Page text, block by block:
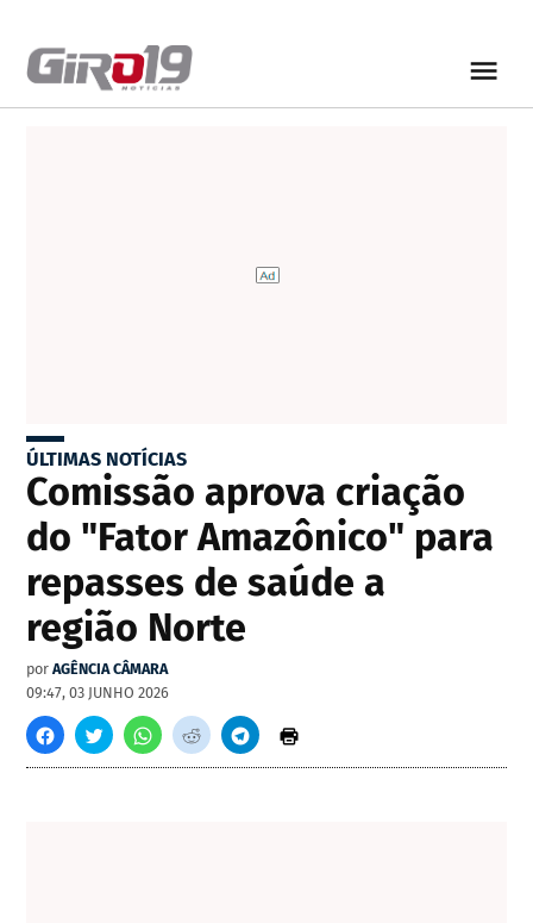
ÚLTIMAS NOTÍCIAS
Comissão aprova criação
do "Fator Amazônico" para
repasses de saúde a
região Norte
por AGÊNCIA CÂMARA
09:47, 03 JUNHO 2026